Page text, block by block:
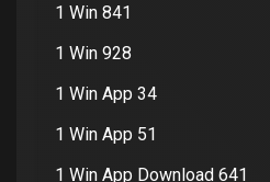
1 Win 841
1 Win 928
1 Win App 34
1 Win App 51
1 Win App Download 641